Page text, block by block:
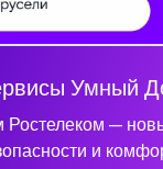
Умный
—
и